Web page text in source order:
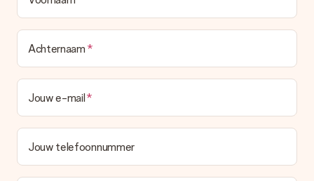
Achternaam
Jouw e-mail
Jouw telefoonnummer